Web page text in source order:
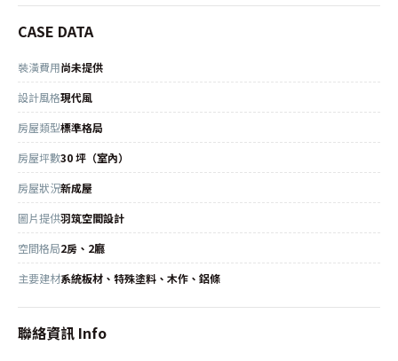
CASE DATA
裝潢費用尚未提供
設計風格現代風
房屋類型標準格局
房屋坪數30 坪（室內）
房屋狀況新成屋
圖片提供羽筑空間設計
空間格局2房、2廳
主要建材系統板材、特殊塗料、木作、鋁條
聯絡資訊 Info